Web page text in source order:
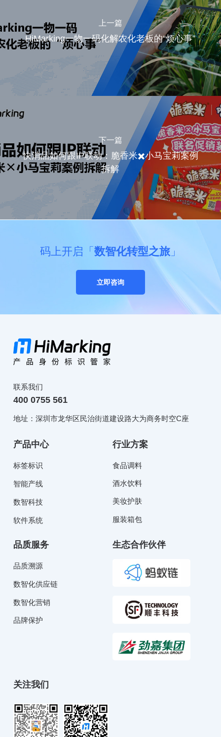
上一篇
HiMarking一物一码化解农化老板的“烦心事”
下一篇
快消品如何跟IP联动：脆香米✖️小马宝莉案例
拆解
码上开启「 数智化转型之旅」
立即咨询
联系我们
400 0755 561
地址：深圳市龙华区民治街道建设路大为商务时空C座
产品中心
标签标识
智能产线
数智科技
软件系统
行业方案
食品调料
酒水饮料
美妆护肤
服装箱包
品质服务
品质溯源
数智化供应链
数智化营销
品牌保护
生态合作伙伴
关注我们